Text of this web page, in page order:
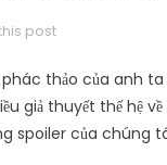
post
thảo của anh
giả thuyết thế hệ
spoiler của chúng